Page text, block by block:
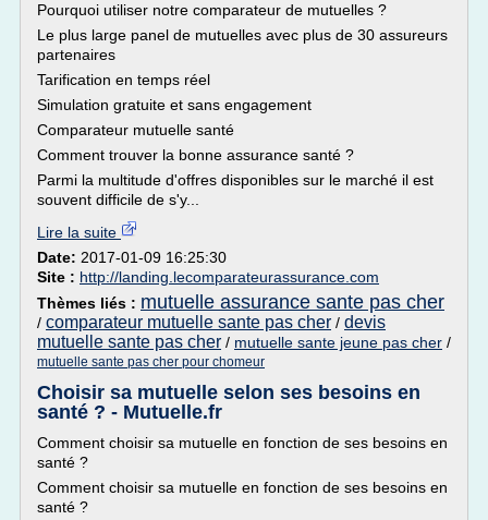
Pourquoi utiliser notre comparateur de mutuelles ?
Le plus large panel de mutuelles avec plus de 30 assureurs
partenaires
Tarification en temps réel
Simulation gratuite et sans engagement
Comparateur mutuelle santé
Comment trouver la bonne assurance santé ?
Parmi la multitude d'offres disponibles sur le marché il est
souvent difficile de s'y...
Lire la suite
Date: 2017-01-09 16:25:30
Site : http://landing.lecomparateurassurance.com
Thèmes liés : mutuelle assurance sante pas cher
/ comparateur mutuelle sante pas cher / devis
mutuelle sante pas cher / mutuelle sante jeune pas cher /
mutuelle sante pas cher pour chomeur
Choisir sa mutuelle selon ses besoins en
santé ? - Mutuelle.fr
Comment choisir sa mutuelle en fonction de ses besoins en
santé ?
Comment choisir sa mutuelle en fonction de ses besoins en
santé ?